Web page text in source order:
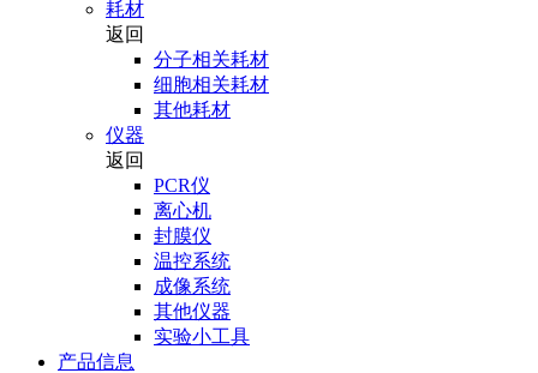
耗材
返回
分子相关耗材
细胞相关耗材
其他耗材
仪器
返回
PCR仪
离心机
封膜仪
温控系统
成像系统
其他仪器
实验小工具
产品信息